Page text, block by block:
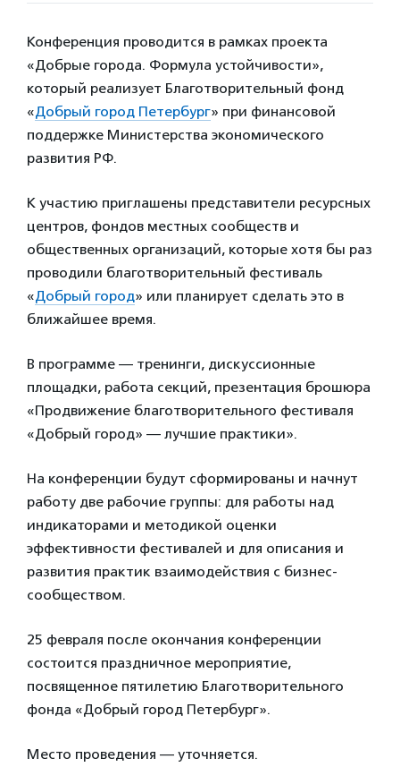
Конференция проводится в рамках проекта
«Добрые города. Формула устойчивости»,
который реализует Благотворительный фонд
«Добрый город Петербург» при финансовой
поддержке Министерства экономического
развития РФ.
К участию приглашены представители ресурсных
центров, фондов местных сообществ и
общественных организаций, которые хотя бы раз
проводили благотворительный фестиваль
«Добрый город» или планирует сделать это в
ближайшее время.
В программе — тренинги, дискуссионные
площадки, работа секций, презентация брошюра
«Продвижение благотворительного фестиваля
«Добрый город» — лучшие практики».
На конференции будут сформированы и начнут
работу две рабочие группы: для работы над
индикаторами и методикой оценки
эффективности фестивалей и для описания и
развития практик взаимодействия с бизнес-
сообществом.
25 февраля после окончания конференции
состоится праздничное мероприятие,
посвященное пятилетию Благотворительного
фонда «Добрый город Петербург».
Место проведения — уточняется.